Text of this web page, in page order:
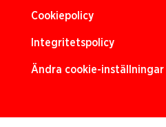
Cookiepolicy
Integritetspolicy
Ändra cookie-inställningar